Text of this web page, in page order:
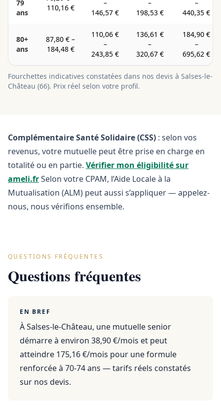
79
ans
110,16 €
–
146,57 €
–
198,53 €
–
440,35 €
80+
ans
87,80 € –
184,48 €
110,06 €
–
243,85 €
136,61 €
–
320,67 €
184,90 €
–
695,62 €
Fourchettes indicatives constatées dans nos devis à Salses-le-
Château (66). Prix réel selon votre profil.
Complémentaire Santé Solidaire (CSS) : selon vos
revenus, votre mutuelle peut être prise en charge en
totalité ou en partie. Vérifier mon éligibilité sur
ameli.frSelon votre CPAM, l’Aide Locale à la
Mutualisation (ALM) peut aussi s’appliquer — appelez-
nous, nous vérifions ensemble.
QUESTIONS FRÉQUENTES
Questions fréquentes
EN BREF
À Salses-le-Château, une mutuelle senior
démarre à environ 38,90 €/mois et peut
atteindre 175,16 €/mois pour une formule
renforcée à 70-74 ans — tarifs réels constatés
sur nos devis.